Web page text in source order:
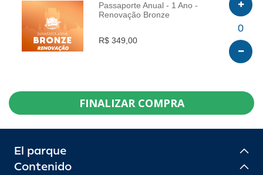
INFO
Passaporte Anual - 1 Ano -
Renovação Bronze
R$ 349,00
0
FINALIZAR COMPRA
El parque
Contenido